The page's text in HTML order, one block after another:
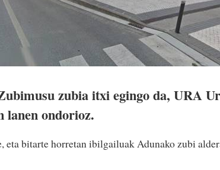
zubia itxi egingo da, URA Ur
lanen ondorioz.
eta bitarte horretan ibilgailuak Adunako zubi